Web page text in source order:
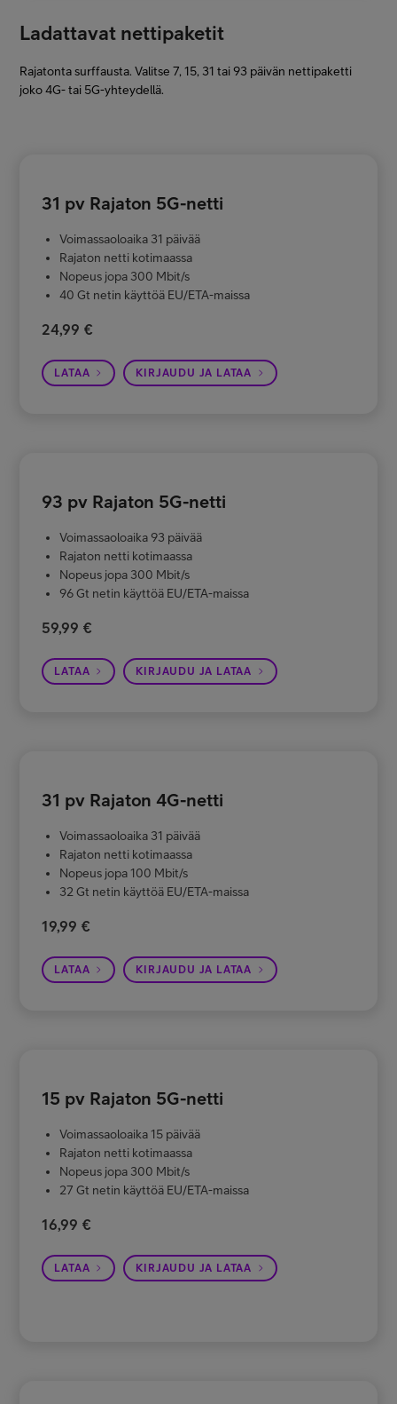
Ladattavat nettipaketit
Rajatonta surffausta. Valitse 7, 15, 31 tai 93 päivän nettipaketti
joko 4G- tai 5G-yhteydellä.
31 pv Rajaton 5G-netti
Voimassaoloaika 31 päivää
Rajaton netti kotimaassa
Nopeus jopa 300 Mbit/s
40 Gt netin käyttöä EU/ETA-maissa
24,99 €
LATAA KIRJAUDU JA LATAA
93 pv Rajaton 5G-netti
Voimassaoloaika 93 päivää
Rajaton netti kotimaassa
Nopeus jopa 300 Mbit/s
96 Gt netin käyttöä EU/ETA-maissa
59,99 €
LATAA KIRJAUDU JA LATAA
31 pv Rajaton 4G-netti
Voimassaoloaika 31 päivää
Rajaton netti kotimaassa
Nopeus jopa 100 Mbit/s
32 Gt netin käyttöä EU/ETA-maissa
19,99 €
LATAA KIRJAUDU JA LATAA
15 pv Rajaton 5G-netti
Voimassaoloaika 15 päivää
Rajaton netti kotimaassa
Nopeus jopa 300 Mbit/s
27 Gt netin käyttöä EU/ETA-maissa
16,99 €
LATAA KIRJAUDU JA LATAA